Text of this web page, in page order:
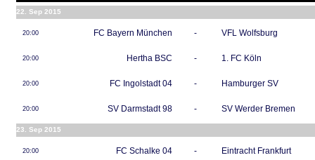
22. Sep 2015
20:00 FC Bayern München - VFL Wolfsburg
20:00 Hertha BSC - 1. FC Köln
20:00 FC Ingolstadt 04 - Hamburger SV
20:00 SV Darmstadt 98 - SV Werder Bremen
23. Sep 2015
20:00 FC Schalke 04 - Eintracht Frankfurt